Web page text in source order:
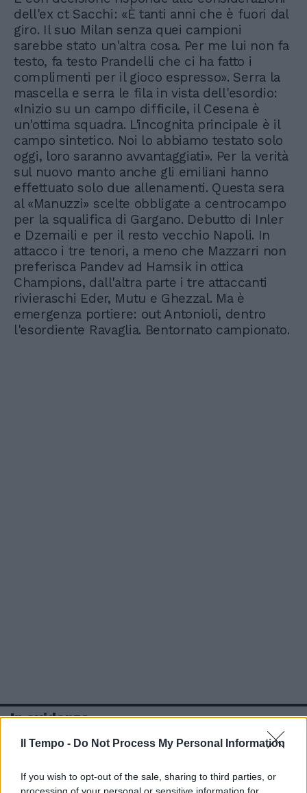
Il Tempo - Do Not Process My Personal Information
If you wish to opt-out of the sale, sharing to third parties, or
dell'ex ct Sacchi: «È tanti anni che è fuori dal
giro. Il suo Milan senza quei campioni
sarebbe stato un'altra cosa. Per me lui non fa
testo, fa testo Prandelli che ci ha fatto i
complimenti per il gioco espresso». Serra la
mascella e serra le fila in vista dell'esordio:
«Inizio su un campo difficile, il Cesena è
un'ottima squadra. L'incognita principale è il
campo sintetico. Noi lo abbiamo testato solo
oggi, loro saranno avvantaggiati». Per la verità
sul nuovo manto anche gli emiliani hanno
effettuato solo due allenamenti. Questa sera
al «Manuzzi» scelte obbligate a centrocampo
per la squalifica di Gargano. Debutto di Inler
e Dzemaili e per il resto vecchio Napoli. In
attacco i tre tenori, a meno che Mazzarri non
preferisca Pandev ad Hamsik in ottica
Champions, dall'altra parte i tre attaccanti
rivieraschi Eder, Mutu e Ghezzal. Ma è
emergenza portiere: out Antonioli, dentro
l'esordiente Ravaglia. Bentornato campionato.
In evidenza